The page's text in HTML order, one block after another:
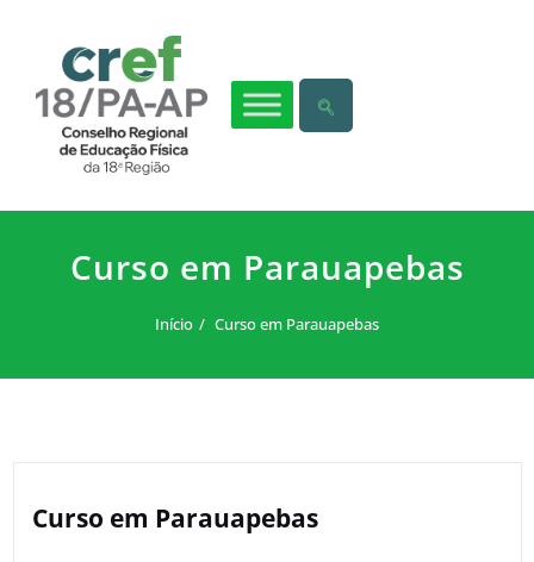
Curso em Parauapebas
Início Curso em Parauapebas
Curso em Parauapebas